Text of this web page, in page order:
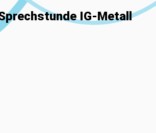
IG-Metall